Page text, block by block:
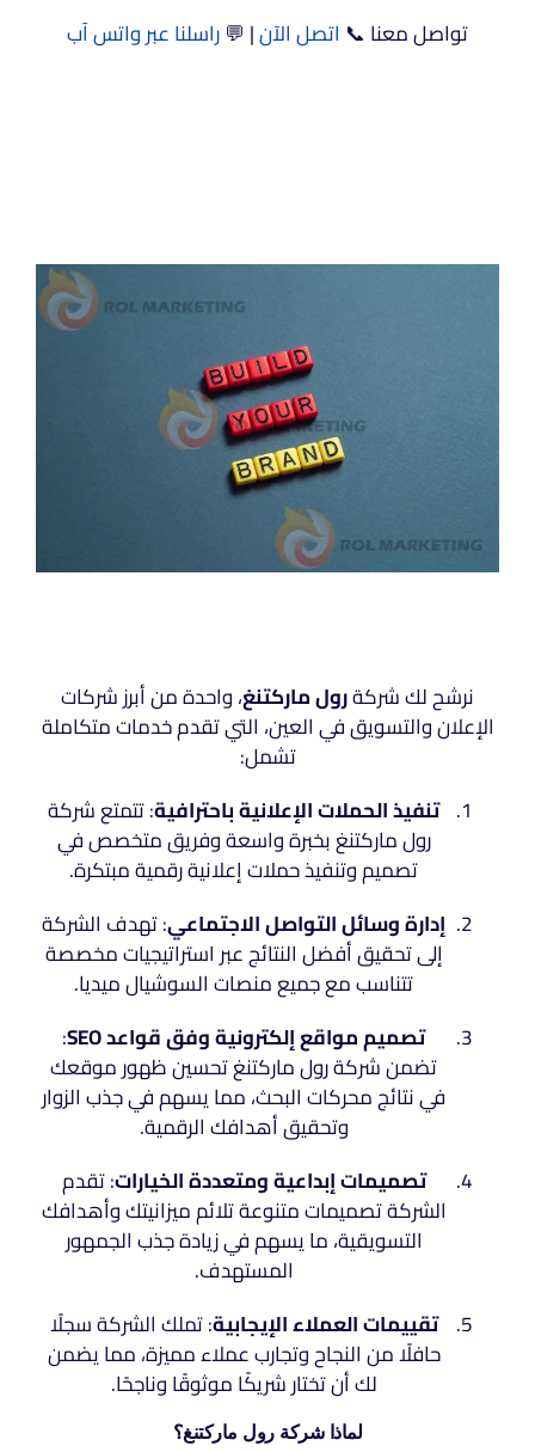
تواصل معنا 📞 اتصل الآن| 💬راسلنا عبر واتس آب
نرشح لك شركةرول ماركتنغ، واحدة من أبرز شركات
الإعلان والتسويق في العين، التي تقدم خدمات متكاملة
تشمل:
تنفيذ الحملات الإعلانية باحترافية: تتمتع شركة
رول ماركتنغ بخبرة واسعة وفريق متخصص في
تصميم وتنفيذ حملات إعلانية رقمية مبتكرة.
إدارة وسائل التواصل الاجتماعي: تهدف الشركة
إلى تحقيق أفضل النتائج عبر استراتيجيات مخصصة
تتناسب مع جميع منصات السوشيال ميديا.
تصميم مواقع إلكترونية وفق قواعد SEO
:
تضمن شركة رول ماركتنغ تحسين ظهور موقعك
في نتائج محركات البحث، مما يسهم في جذب الزوار
وتحقيق أهدافك الرقمية.
تصميمات إبداعية ومتعددة الخيارات: تقدم
الشركة تصميمات متنوعة تلائم ميزانيتك وأهدافك
التسويقية، ما يسهم في زيادة جذب الجمهور
المستهدف.
تقييمات العملاء الإيجابية: تملك الشركة سجلًا
حافلًا من النجاح وتجارب عملاء مميزة، مما يضمن
لك أن تختار شريكًا موثوقًا وناجحًا.
لماذا شركة رول ماركتنغ؟